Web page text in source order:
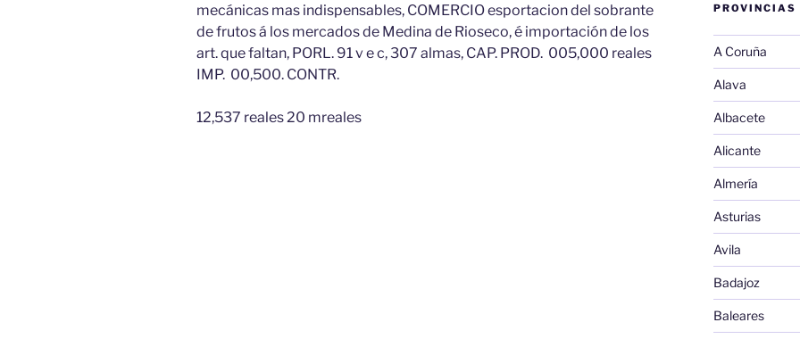
mecánicas mas indispensables, COMERCIO esportacion del sobrante
de frutos á los mercados de Medina de Rioseco, é importación de los
art. que faltan, PORL. 91 v e c, 307 almas, CAP. PROD. 005,000 reales
IMP. 00,500. CONTR.
12,537 reales 20 mreales
PROVINCIAS
A Coruña
Alava
Albacete
Alicante
Almería
Asturias
Avila
Badajoz
Baleares